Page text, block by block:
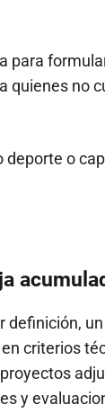
para
quienes no
deporte o
definición,
criterios
y